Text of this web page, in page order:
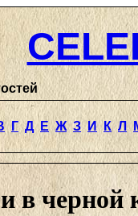
Г Д Е Ж З И К Л
в черной